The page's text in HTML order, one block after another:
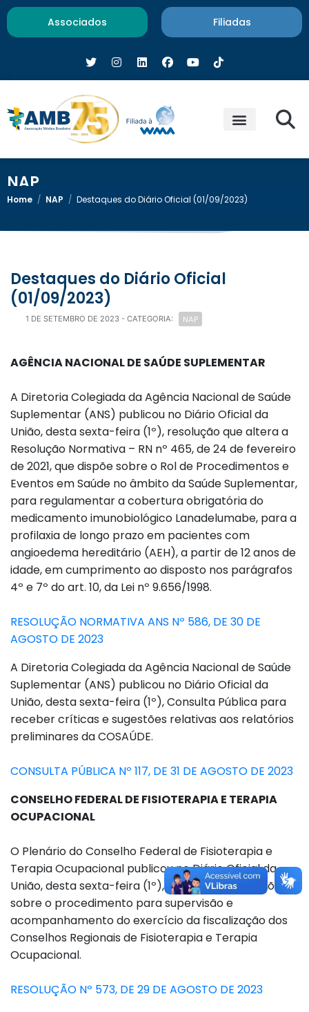
Associados Filiadas
NAP
Home / NAP / Destaques do Diário Oficial (01/09/2023)
Destaques do Diário Oficial
(01/09/2023)
1 DE SETEMBRO DE 2023 - CATEGORIA: NAP
AGÊNCIA NACIONAL DE SAÚDE SUPLEMENTAR
A Diretoria Colegiada da Agência Nacional de Saúde
Suplementar (ANS) publicou no Diário Oficial da
União, desta sexta-feira (1º), resolução que altera a
Resolução Normativa – RN nº 465, de 24 de fevereiro
de 2021, que dispõe sobre o Rol de Procedimentos e
Eventos em Saúde no âmbito da Saúde Suplementar,
para regulamentar a cobertura obrigatória do
medicamento imunobiológico Lanadelumabe, para a
profilaxia de longo prazo em pacientes com
angioedema hereditário (AEH), a partir de 12 anos de
idade, em cumprimento ao disposto nos parágrafos
4º e 7º do art. 10, da Lei nº 9.656/1998.
RESOLUÇÃO NORMATIVA ANS Nº 586, DE 30 DE
AGOSTO DE 2023
A Diretoria Colegiada da Agência Nacional de Saúde
Suplementar (ANS) publicou no Diário Oficial da
União, desta sexta-feira (1º), Consulta Pública para
receber críticas e sugestões relativas aos relatórios
preliminares da COSAÚDE.
CONSULTA PÚBLICA Nº 117, DE 31 DE AGOSTO DE 2023
CONSELHO FEDERAL DE FISIOTERAPIA E TERAPIA
OCUPACIONAL
O Plenário do Conselho Federal de Fisioterapia e
Terapia Ocupacional publicou no Diário Oficial da
União, desta sexta-feira (1º), resolução que dispõe
sobre o procedimento para supervisão e
acompanhamento do exercício da fiscalização dos
Conselhos Regionais de Fisioterapia e Terapia
Ocupacional.
RESOLUÇÃO Nº 573, DE 29 DE AGOSTO DE 2023